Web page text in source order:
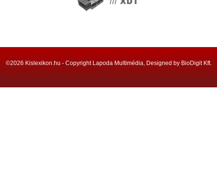
©2026 Kislexikon.hu - Copyright Lapoda Multimédia, Designed by BioDigit Kft.